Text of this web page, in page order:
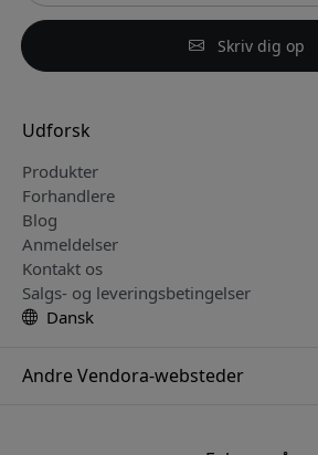
Skriv dig op
Udforsk
Produkter
Forhandlere
Blog
Anmeldelser
Kontakt os
Salgs- og leveringsbetingelser
Dansk
Andre Vendora-websteder